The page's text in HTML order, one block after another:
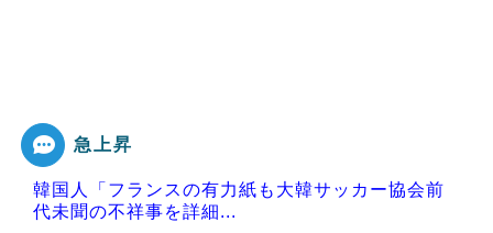
急上昇
韓国人「フランスの有力紙も大韓サッカー協会前
代未聞の不祥事を詳細...